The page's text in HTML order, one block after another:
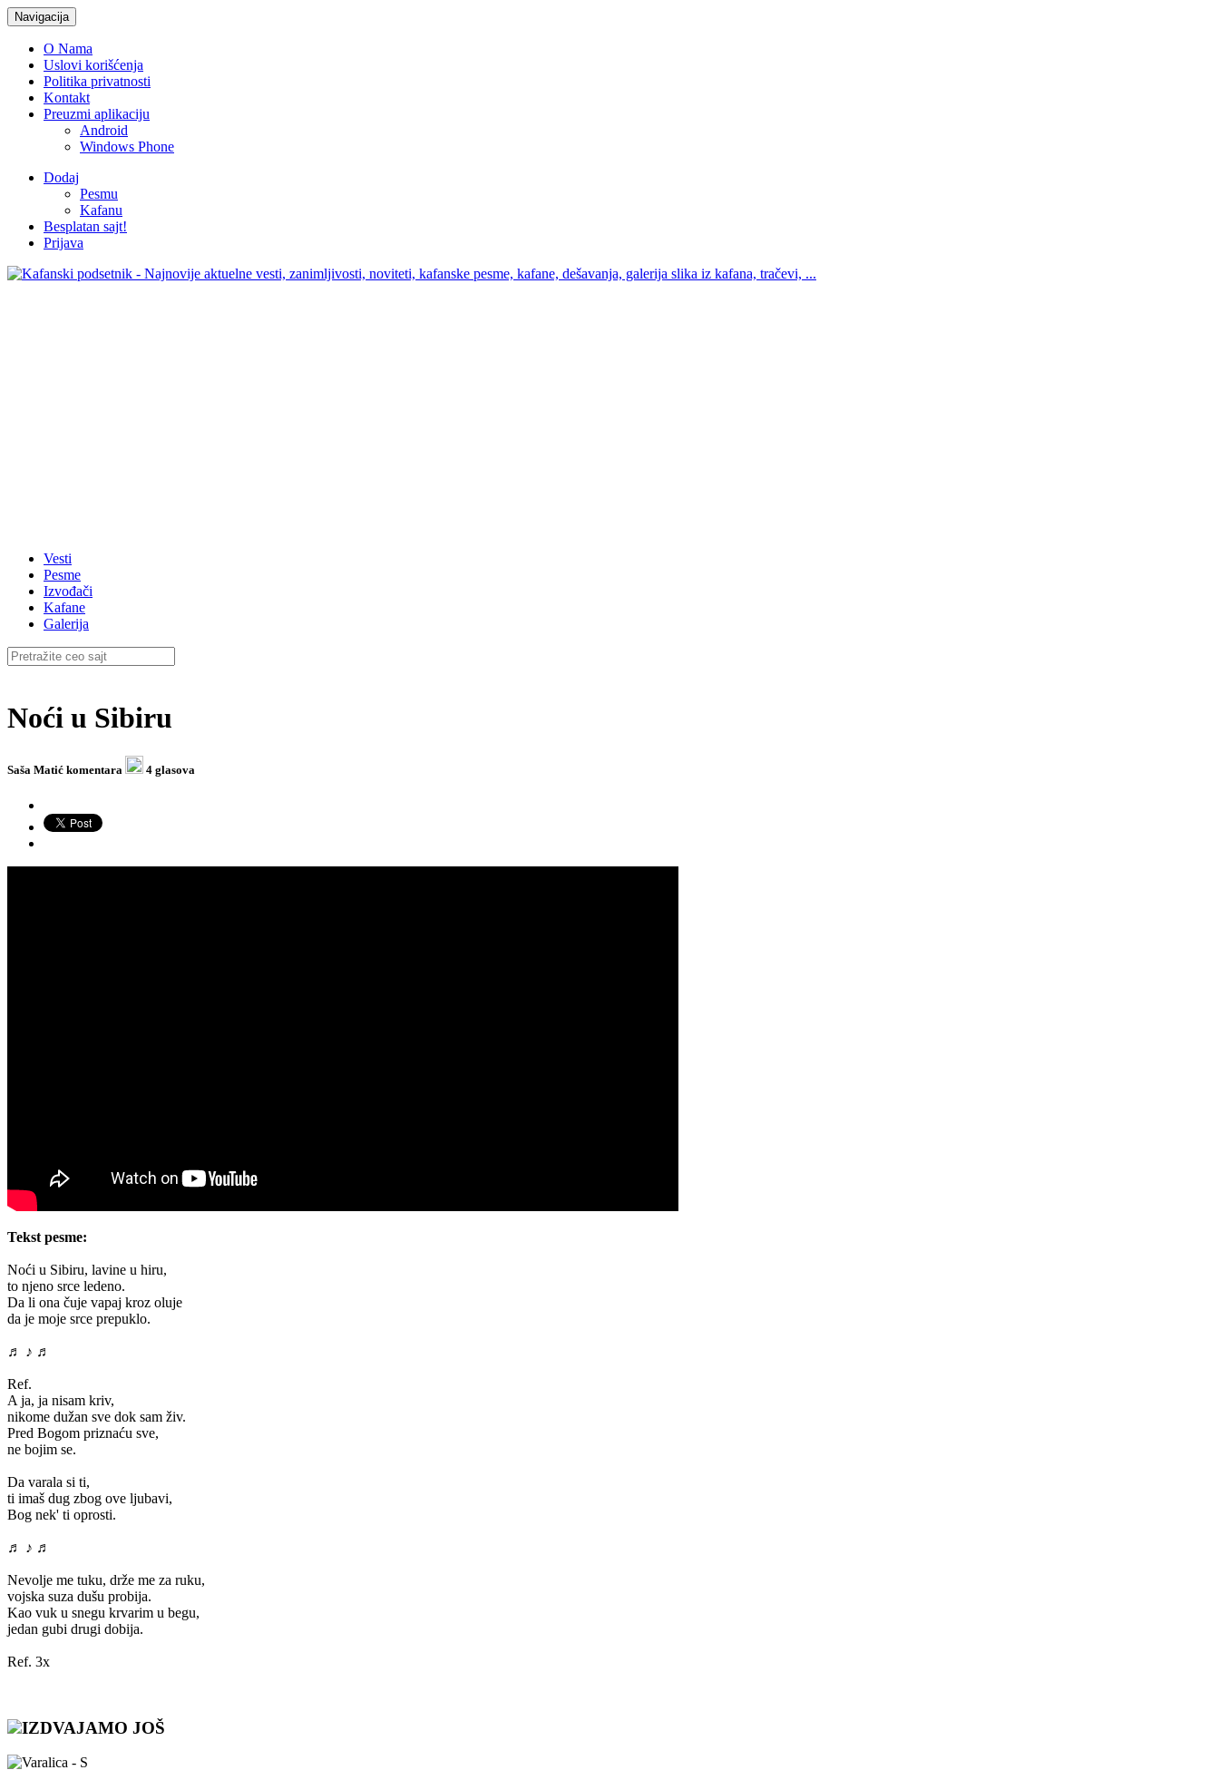
Navigacija
O Nama
Uslovi korišćenja
Politika privatnosti
Kontakt
Preuzmi aplikaciju
Android
Windows Phone
Dodaj
Pesmu
Kafanu
Besplatan sajt!
Prijava
Vesti
Pesme
Izvođači
Kafane
Galerija
Noći u Sibiru
Saša Matić komentara 4 glasova
Tekst pesme:
Noći u Sibiru, lavine u hiru,
to njeno srce ledeno.
Da li ona čuje vapaj kroz oluje
da je moje srce prepuklo.
♬ ♪ ♬
Ref.
A ja, ja nisam kriv,
nikome dužan sve dok sam živ.
Pred Bogom priznaću sve,
ne bojim se.
Da varala si ti,
ti imaš dug zbog ove ljubavi,
Bog nek' ti oprosti.
♬ ♪ ♬
Nevolje me tuku, drže me za ruku,
vojska suza dušu probija.
Kao vuk u snegu krvarim u begu,
jedan gubi drugi dobija.
Ref. 3x
IZDVAJAMO JOŠ